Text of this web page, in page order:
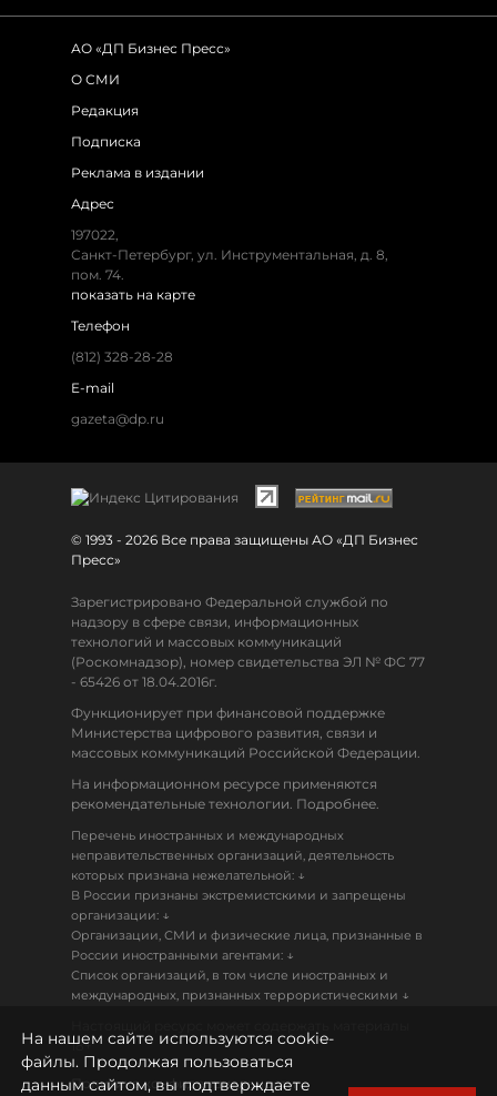
АО «ДП Бизнес Пресс»
О СМИ
Редакция
Подписка
Реклама в издании
Адрес
197022,
Санкт-Петербург, ул. Инструментальная, д. 8,
пом. 74.
показать на карте
Телефон
(812) 328-28-28
E-mail
gazeta@dp.ru
© 1993 - 2026 Все права защищены АО «ДП Бизнес
Пресс»
Зарегистрировано Федеральной службой по
надзору в сфере связи, информационных
технологий и массовых коммуникаций
(Роскомнадзор), номер свидетельства ЭЛ № ФС 77
- 65426 от 18.04.2016г.
Функционирует при финансовой поддержке
Министерства цифрового развития, связи и
массовых коммуникаций Российской Федерации.
На информационном ресурсе применяются
рекомендательные технологии. Подробнее.
Перечень иностранных и международных
неправительственных организаций, деятельность
которых признана нежелательной: ↓
В России признаны экстремистскими и запрещены
организации: ↓
Организации, СМИ и физические лица, признанные в
России иностранными агентами: ↓
Список организаций, в том числе иностранных и
международных, признанных террористическими ↓
18+
Политика конфиденциальности
На нашем сайте используются cookie-
файлы. Продолжая пользоваться
данным сайтом, вы подтверждаете